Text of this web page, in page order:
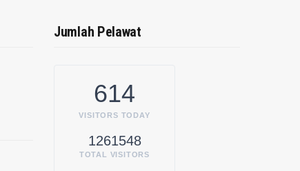
Jumlah Pelawat
614
VISITORS TODAY
1261548
TOTAL VISITORS